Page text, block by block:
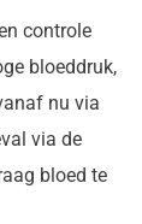
controle
bloeddruk,
nu via
via de
bloed te